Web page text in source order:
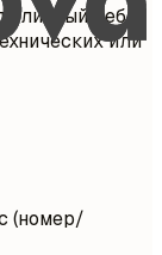
личный веб-
или
(номер/